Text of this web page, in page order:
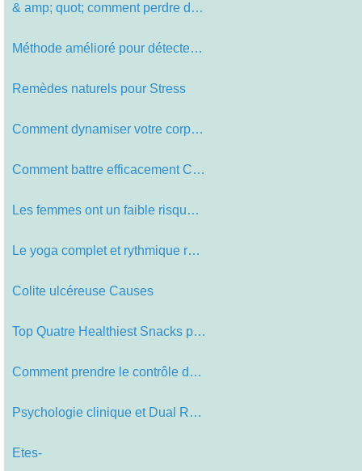
& amp; quot; comment perdre du poid…
Méthode amélioré pour détecter …
Remèdes naturels pour Stress
Comment dynamiser votre corps et â…
Comment battre efficacement Cancer
Les femmes ont un faible risque de …
Le yoga complet et rythmique respir…
Colite ulcéreuse Causes
Top Quatre Healthiest Snacks pour u…
Comment prendre le contrôle de vot…
Psychologie clinique et Dual Relati…
Etes-